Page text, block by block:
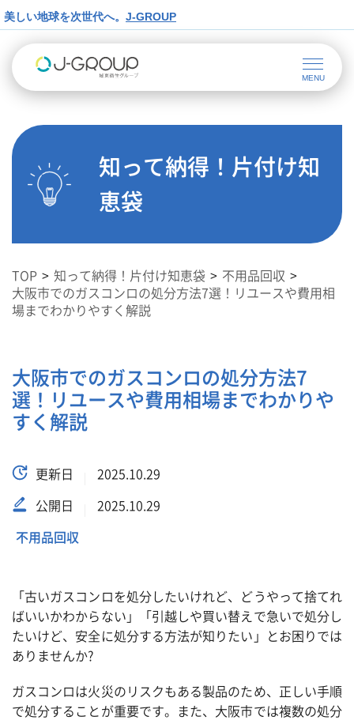
美しい地球を次世代へ。 J-GROUP
知って納得！片付け知
恵袋
TOP 知って納得！片付け知恵袋
不用品回収
大阪市でのガスコンロの処分方法7選！リユースや費用相
場までわかりやすく解説
大阪市でのガスコンロの処分方法7
選！リユースや費用相場までわかりや
すく解説
更新日 2025.10.29
公開日 2025.10.29
不用品回収
「古いガスコンロを処分したいけれど、どうやって捨てれ
ばいいかわからない」「引越しや買い替えで急いで処分し
たいけど、安全に処分する方法が知りたい」とお困りでは
ありませんか?
ガスコンロは火災のリスクもある製品のため、正しい手順
で処分することが重要です。また、大阪市では複数の処分